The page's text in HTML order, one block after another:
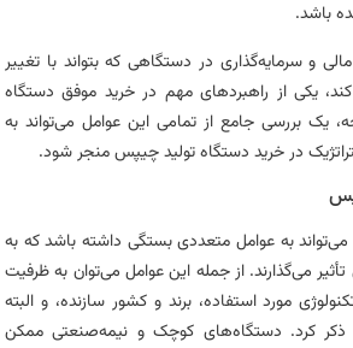
باشد.
و سرمایه‌گذاری در دستگاهی که بتواند با تغییر
کند، یکی از راهبردهای مهم در خرید موفق دستگاه
یک بررسی جامع از تمامی این عوامل می‌تواند به
در خرید دستگاه تولید چیپس منجر شود.
به عوامل متعددی بستگی داشته باشد که به
می‌گذارند. از جمله این عوامل می‌توان به ظرفیت
مورد استفاده، برند و کشور سازنده، و البته
کرد. دستگاه‌های کوچک و نیمه‌صنعتی ممکن